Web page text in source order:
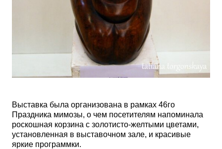
Выставка была организована в рамках 46го
Праздника мимозы, о чем посетителям напоминала
роскошная корзина с золотисто-желтыми цветами,
установленная в выставочном зале, и красивые
яркие программки.